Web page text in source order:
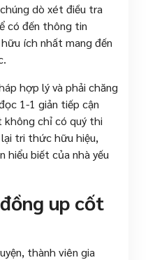
dò xét điều tra
có đến thông tin
ích nhất mang đến
hợp lý và phải chăng
1-1 giản tiếp cận
không chỉ có quý thi
tri thức hữu hiệu,
hiểu biết của nhà yếu
up cốt
thành viên gia